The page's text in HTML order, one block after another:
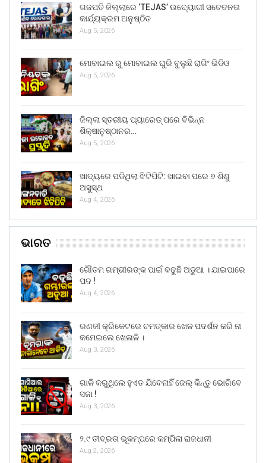
ଗଜପତି ଜିଲ୍ଲାରେ ‘TEJAS’ ଉଦ୍ୟୋଗୀ ସଚେତନତା
କାର୍ଯ୍ୟକ୍ରମ ଅନୁଷ୍ଠିତ
Aug 5, 2026
ମୋବାଇଲ ରୁ ମୋବାଇଲ ଘୁରି ବୁଲୁଛି ରାଗିଂ ଭିଡିଓ
Aug 5, 2026
ଜିଲ୍ଲା ସ୍ତରୀୟ ପ୍ୟାରେଡ୍ ପରେ ବିଭିନ୍ନ
ଶିକ୍ଷାନୁଷ୍ଠାନର…
Aug 5, 2026
ଖାଦ୍ୟରେ ପଡିଥିଲା ଝିଟିପିଟି: ଖାଇବା ପରେ ୭ ଶିଶୁ
ଅସୁସ୍ଥ
Aug 4, 2026
ଭାରତ
ଗୌତମ ଗମ୍ଭୀରଙ୍କ ପାଇଁ ବଢୁଛି ଅଡୁଆ । ଯାଇପାରେ
ପଦ !
Aug 4, 2026
ରଣଜୀ କ୍ରିକେଟରେ ଚମତ୍କାର ଖେଳ ପଦର୍ଶନ କରି ନା
କମେଇଲେ ଖେଳାଳି ।
Aug 3, 2026
ଗାଳି କରୁଥିଲେ ହୁଏତ ଯିବେନାହିଁ ଜେଲ୍ କିନ୍ତୁ ଭୋଗିବେ
ସଜା !
Aug 3, 2026
୨.୯ ତୀବ୍ରତା ଭୂକମ୍ପରେ କମ୍ପିଲା ରାଜଧାନୀ
Aug 2, 2026